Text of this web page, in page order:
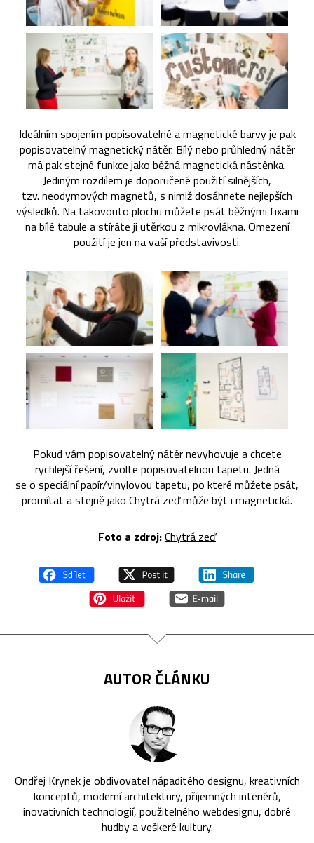
Ideálním spojením popisovatelné a magnetické barvy je pak
popisovatelný magnetický nátěr. Bílý nebo průhledný nátěr
má pak stejné funkce jako běžná magnetická nástěnka.
Jediným rozdílem je doporučené použití silnějších,
tzv. neodymových magnetů, s nimiž dosáhnete nejlepších
výsledků. Na takovouto plochu můžete psát běžnými fixami
na bílé tabule a stíráte ji utěrkou z mikrovlákna. Omezení
použití je jen na vaší představivosti.
Pokud vám popisovatelný nátěr nevyhovuje a chcete
rychlejší řešení, zvolte popisovatelnou tapetu. Jedná
se o speciální papír/vinylovou tapetu, po které můžete psát,
promítat a stejně jako Chytrá zeď může být i magnetická.
Foto a zdroj:Chytrá zeď
AUTOR ČLÁNKU
Ondřej Krynek je obdivovatel nápaditého designu, kreativních
konceptů, moderní architektury, příjemných interiérů,
inovativních technologií, použitelného webdesignu, dobré
hudby a veškeré kultury.